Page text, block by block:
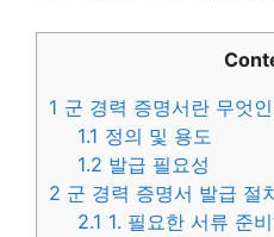
1 군 경력 증명서란 무엇
1.1 정의 및 용도
1.2 발급 필요성
2 군 경력 증명서 발급 절
2.1 1. 필요한 서류 준